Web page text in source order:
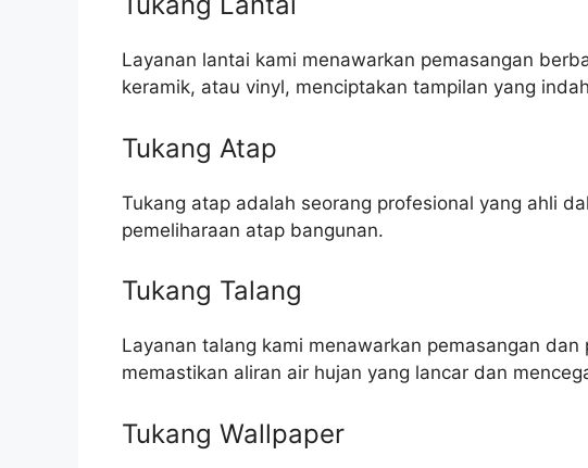
Layanan lantai kami menawarkan pemasangan
keramik, atau vinyl, menciptakan tampilan yang
Tukang Atap
Tukang atap adalah seorang profesional yang ahli
pemeliharaan atap bangunan.
Tukang Talang
Layanan talang kami menawarkan pemasangan
memastikan aliran air hujan yang lancar dan
Tukang Wallpaper